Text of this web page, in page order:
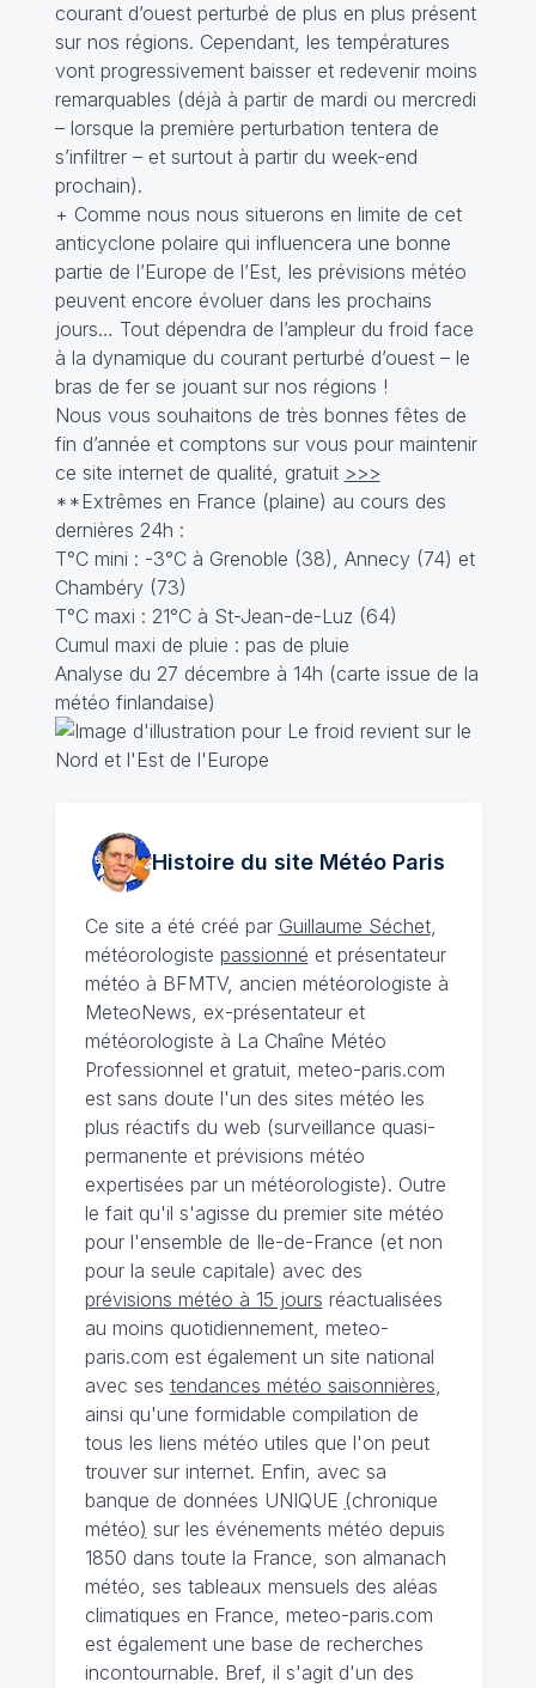
courant d’ouest perturbé de plus en plus présent
sur nos régions. Cependant, les températures
vont progressivement baisser et redevenir moins
remarquables (déjà à partir de mardi ou mercredi
– lorsque la première perturbation tentera de
s’infiltrer – et surtout à partir du week-end
prochain).
+ Comme nous nous situerons en limite de cet
anticyclone polaire qui influencera une bonne
partie de l’Europe de l’Est, les prévisions météo
peuvent encore évoluer dans les prochains
jours… Tout dépendra de l’ampleur du froid face
à la dynamique du courant perturbé d’ouest – le
bras de fer se jouant sur nos régions !
Nous vous souhaitons de très bonnes fêtes de
fin d’année et comptons sur vous pour maintenir
ce site internet de qualité, gratuit >>>
**Extrêmes en France (plaine) au cours des
dernières 24h :
T°C mini : -3°C à Grenoble (38), Annecy (74) et
Chambéry (73)
T°C maxi : 21°C à St-Jean-de-Luz (64)
Cumul maxi de pluie : pas de pluie
Analyse du 27 décembre à 14h (carte issue de la
météo finlandaise)
Histoire du site MétéoParis
Ce site a été créé par Guillaume Séchet,
météorologiste passionné et présentateur
météo à BFMTV, ancien météorologiste à
MeteoNews, ex-présentateur et
météorologiste à La Chaîne Météo
Professionnel et gratuit, meteo-paris.com
est sans doute l'un des sites météo les
plus réactifs du web (surveillance quasi-
permanente et prévisions météo
expertisées par un météorologiste). Outre
le fait qu'il s'agisse du premier site météo
pour l'ensemble de Ile-de-France (et non
pour la seule capitale) avec des
prévisions météo à 15 jours réactualisées
au moins quotidiennement, meteo-
paris.com est également un site national
avec ses tendances météo saisonnières,
ainsi qu'une formidable compilation de
tous les liens météo utiles que l'on peut
trouver sur internet. Enfin, avec sa
banque de données UNIQUE (chronique
météo) sur les événements météo depuis
1850 dans toute la France, son almanach
météo, ses tableaux mensuels des aléas
climatiques en France, meteo-paris.com
est également une base de recherches
incontournable. Bref, il s'agit d'un des